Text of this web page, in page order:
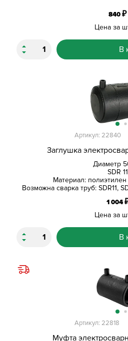
840₽
Цена за
В
Заглушка
Диаметр
SDR 11
Материал: полиэтилен
Возможна сварка труб: SDR11,
Артикул: 22840
1 004
Цена за
В
Муфта
Артикул: 22818